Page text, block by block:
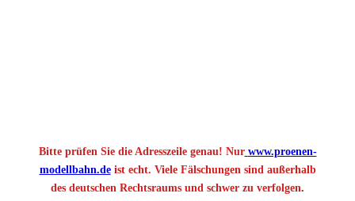
Bitte prüfen Sie die Adresszeile genau! Nur www.proenen-
modellbahn.deist echt. Viele Fälschungen sind außerhalb
des deutschen Rechtsraums und schwer zu verfolgen.